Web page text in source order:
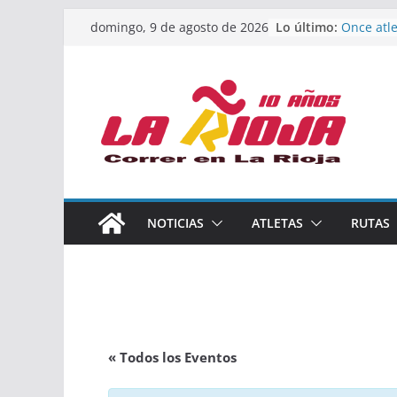
Saltardomingo, 9 de agosto de 2026 Lo último: Once
Un
de
riojana
El
Rioja
España
NOTICIAS ATLETAS RUTAS
« Todos los Eventos